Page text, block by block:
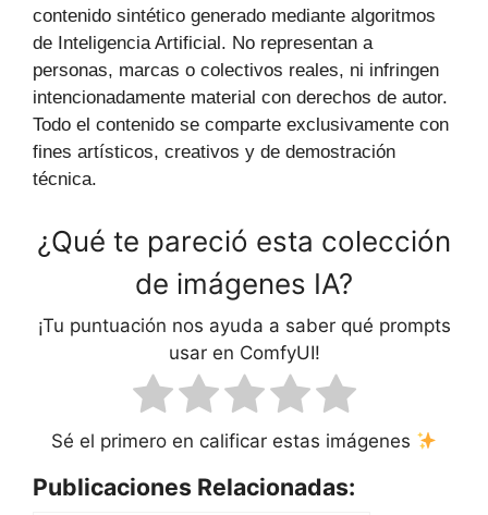
contenido sintético generado mediante algoritmos
de Inteligencia Artificial. No representan a
personas, marcas o colectivos reales, ni infringen
intencionadamente material con derechos de autor.
Todo el contenido se comparte exclusivamente con
fines artísticos, creativos y de demostración
técnica.
¿Qué te pareció esta colección
de imágenes IA?
¡Tu puntuación nos ayuda a saber qué prompts
usar en ComfyUI!
Sé el primero en calificar estas imágenes
Publicaciones Relacionadas: